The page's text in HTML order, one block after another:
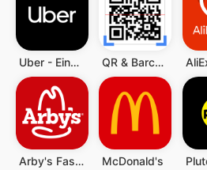
Uber - Eine Fahrt bestellen QR & Barcode Scanner (Deutsch)
Arby's Fast Food Sandwiches McDonald's